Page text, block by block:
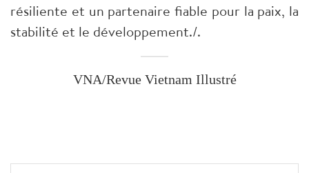
résiliente et un partenaire fiable pour la paix, la
stabilité et le développement./.
VNA/Revue Vietnam Illustré